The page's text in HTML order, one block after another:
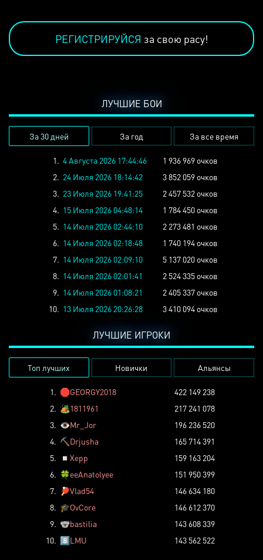
РЕГИСТРИРУЙСЯ за свою расу!
ЛУЧШИЕ БОИ
За 30 дней За год За все время
1. 4 Августа 2026 17:44:46
1 936 969 очков
2. 24 Июля 2026 18:14:42
3 852 059 очков
3. 23 Июля 2026 19:41:25
2 457 532 очков
4. 15 Июля 2026 04:48:14
1 784 450 очков
5. 14 Июля 2026 02:44:10
2 273 481 очков
6. 14 Июля 2026 02:18:48
1 740 194 очков
7. 14 Июля 2026 02:09:10
5 137 020 очков
8. 14 Июля 2026 02:01:41
2 524 335 очков
9. 14 Июля 2026 01:08:21
2 405 337 очков
10. 13 Июля 2026 20:26:28 3 410 094 очков
ЛУЧШИЕ ИГРОКИ
Топ лучших Новички Альянсы
1. 🛑GEORGY2018
422 149 238
2. 🏕️1811961
217 241 078
3. 👁️Mr_Jor
196 236 520
4. ⛏️ Drjusha
165 714 391
5.
◽ Xepp
159 163 204
6. 🍀eeAnatolyee
151 950 399
7.
🏓Vlad54
146 634 180
8. 🎓OvCore
146 612 370
9. 🐨bastilia
143 608 339
10. 8️⃣LMU 143 562 522